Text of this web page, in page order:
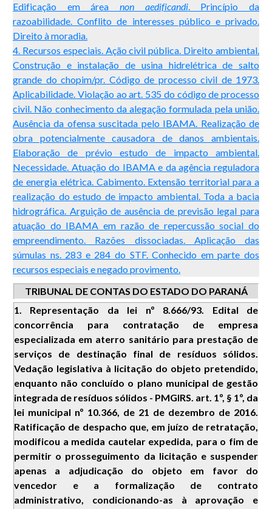
Edificação em área non aedificandi. Princípio da
razoabilidade. Conflito de interesses público e privado.
Direito à moradia.
4. Recursos especiais. Ação civil pública. Direito ambiental.
Construção e instalação de usina hidrelétrica de salto
grande do chopim/pr. Código de processo civil de 1973.
Aplicabilidade. Violação ao art. 535 do código de processo
civil. Não conhecimento da alegação formulada pela união.
Ausência da ofensa suscitada pelo IBAMA. Realização de
obra potencialmente causadora de danos ambientais.
Elaboração de prévio estudo de impacto ambiental.
Necessidade. Atuação do IBAMA e da agência reguladora
de energia elétrica. Cabimento. Extensão territorial para a
realização do estudo de impacto ambiental. Toda a bacia
hidrográfica. Arguição de ausência de previsão legal para
atuação do IBAMA em razão de repercussão social do
empreendimento. Razões dissociadas. Aplicação das
súmulas ns. 283 e 284 do STF. Conhecido em parte dos
recursos especiais e negado provimento.
TRIBUNAL DE CONTAS DO ESTADO DO PARANÁ
1. Representação da lei nº 8.666/93. Edital de
concorrência para contratação de empresa
especializada em aterro sanitário para prestação de
serviços de destinação final de resíduos sólidos.
Vedação legislativa à licitação do objeto pretendido,
enquanto não concluído o plano municipal de gestão
integrada de resíduos sólidos - PMGIRS. art. 1º, § 1º, da
lei municipal nº 10.366, de 21 de dezembro de 2016.
Ratificação de despacho que, em juízo de retratação,
modificou a medida cautelar expedida, para o fim de
permitir o prosseguimento da licitação e suspender
apenas a adjudicação do objeto em favor do
vencedor e a formalização de contrato
administrativo, condicionando-as à aprovação e